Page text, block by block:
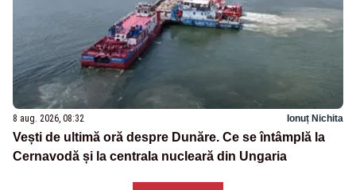
8 aug. 2026, 08:32 Ionuț Nichita
Vești de ultimă oră despre Dunăre. Ce se întâmplă la
Cernavodă și la centrala nucleară din Ungaria